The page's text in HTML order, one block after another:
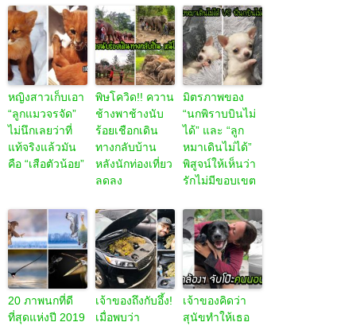
หญิงสาวเก็บเอา
“ลูกแมวจรจัด”
ไม่นึกเลยว่าที่
แท้จริงแล้วมัน
คือ “เสือตัวน้อย”
พิษโควิด!! ควาน
ช้างพาช้างนับ
ร้อยเชือกเดิน
ทางกลับบ้าน
หลังนักท่องเที่ยว
ลดลง
มิตรภาพของ
“นกพิราบบินไม่
ได้” และ “ลูก
หมาเดินไม่ได้”
พิสูจน์ให้เห็นว่า
รักไม่มีขอบเขต
20 ภาพนกที่ดี
ที่สุดแห่งปี 2019
เจ้าของถึงกับอึ้ง!
เมื่อพบว่า
เจ้าของคิดว่า
สุนัขทำให้เธอ